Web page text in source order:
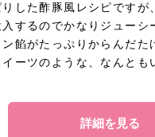
した酢豚風レシピですが
するのでかなりジューシ
餡がたっぷりからんだた
ーツのような、なんとも
詳細を見る